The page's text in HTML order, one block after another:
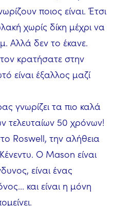
ποιος είναι. Έτσι
χωρίς δίκη μέχρι να
Αλλά δεν το έκανε.
κρατήσατε στην
είναι έξαλλος μαζί
γνωρίζει τα πιο καλά
τελευταίων 50 χρόνων!
Roswell, την αλήθεια
Ο Mason είναι
είναι ένας
και είναι η μόνη